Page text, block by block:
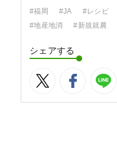
#福岡 #JA #レシピ
#地産地消
#新規就農
シェアする